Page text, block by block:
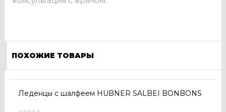
ПОХОЖИЕ ТОВАРЫ
Леденцы с шалфеем HUBNER SALBEI BONBONS